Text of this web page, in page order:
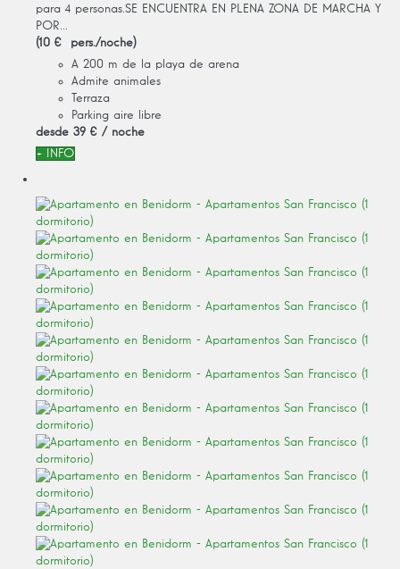
para 4 personas.SE ENCUENTRA EN PLENA ZONA DE MARCHA Y
POR...
(10 € pers./noche)
A 200 m de la playa de arena
Admite animales
Terraza
Parking aire libre
desde 39 € / noche
+ INFO